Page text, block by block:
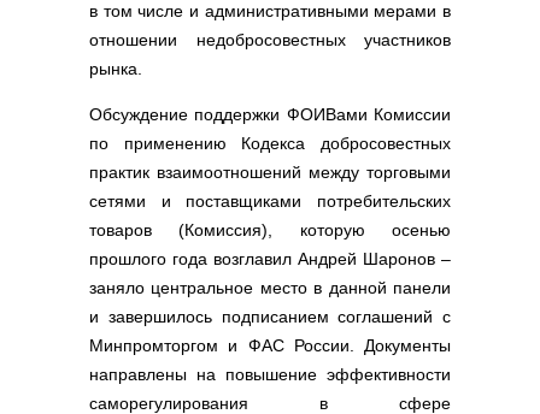
в том числе и административными мерами в
отношении недобросовестных участников
рынка.
Обсуждение поддержки ФОИВами Комиссии
по применению Кодекса добросовестных
практик взаимоотношений между торговыми
сетями и поставщиками потребительских
товаров (Комиссия), которую осенью
прошлого года возглавил Андрей Шаронов –
заняло центральное место в данной панели
и завершилось подписанием соглашений с
Минпромторгом и ФАС России. Документы
направлены на повышение эффективности
саморегулирования в сфере